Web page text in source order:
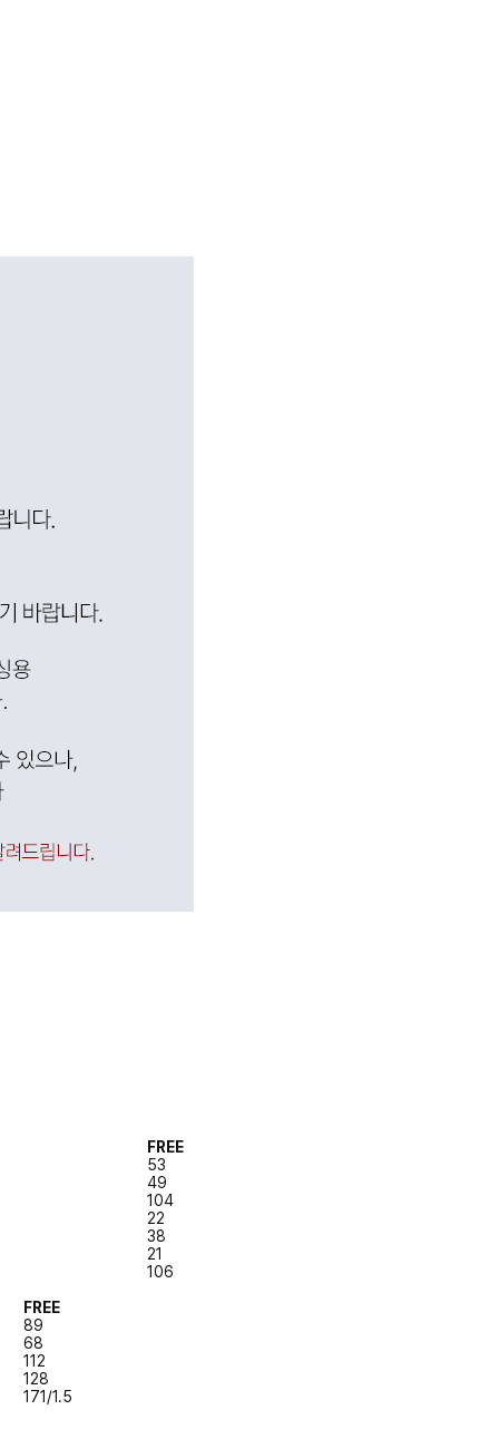
FREE
53
49
104
22
38
21
106
FREE
89
68
112
128
171/1.5